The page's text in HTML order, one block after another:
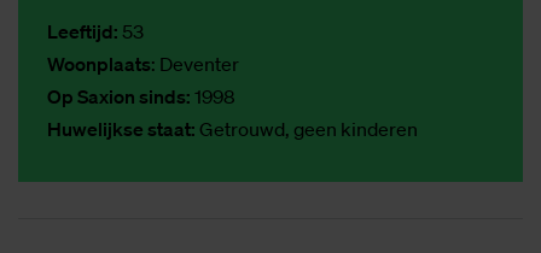
Leeftijd: 53
Woonplaats: Deventer
Op Saxion sinds: 1998
Huwelijkse staat: Getrouwd, geen kinderen